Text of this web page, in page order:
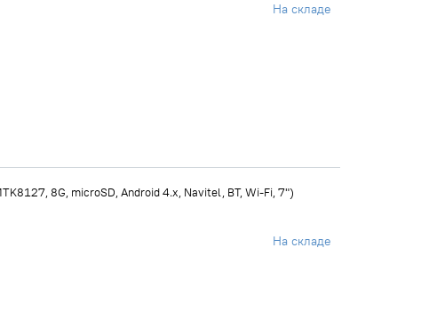
На складе
8G, microSD, Android 4.x, Navitel, BT, Wi-Fi, 7")
На складе